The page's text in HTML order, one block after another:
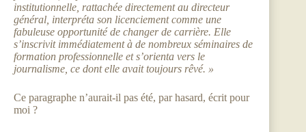
institutionnelle, rattachée directement au directeur
général, interpréta son licenciement comme une
fabuleuse opportunité de changer de carrière. Elle
s’inscrivit immédiatement à de nombreux séminaires de
formation professionnelle et s’orienta vers le
journalisme, ce dont elle avait toujours rêvé. »
Ce paragraphe n’aurait-il pas été, par hasard, écrit pour
moi ?